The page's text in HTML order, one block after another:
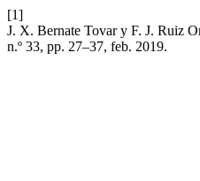
[1]
J. X. Bernate Tovar y F. J. Ruiz
n.º 33, pp. 27–37, feb. 2019.